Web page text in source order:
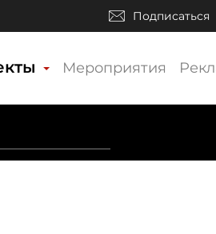
Подписаться
Мероприятия